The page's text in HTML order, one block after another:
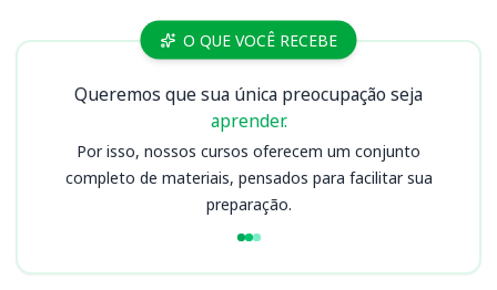
Cursos IPEC Beira Rio
O QUE VOCÊ RECEBE
Queremos que sua única preocupação seja
aprender.
Por isso, nossos cursos oferecem um conjunto
completo de materiais, pensados para facilitar sua
preparação.